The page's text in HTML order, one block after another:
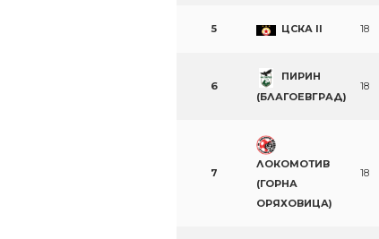
5 ЦСКА II 18
6
ПИРИН
(БЛАГОЕВГРАД)
18
7
ЛОКОМОТИВ
(ГОРНА
ОРЯХОВИЦА)
18